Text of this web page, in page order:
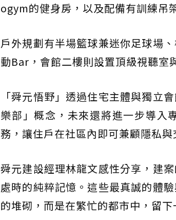
ogym的健身房，以及配備有訓練吊
戶外規劃有半場籃球兼迷你足球場
動Bar，會館二樓則設置頂級視聽室
「舜元悟野」透過住宅主體與獨立
樂部」概念，未來還將進一步導入
務，讓住戶在社區內即可兼顧隱私與
舜元建設經理林龍文感性分享，建
處時的純粹記憶。這些最真誠的體
的堆砌，而是在繁忙的都市中，留